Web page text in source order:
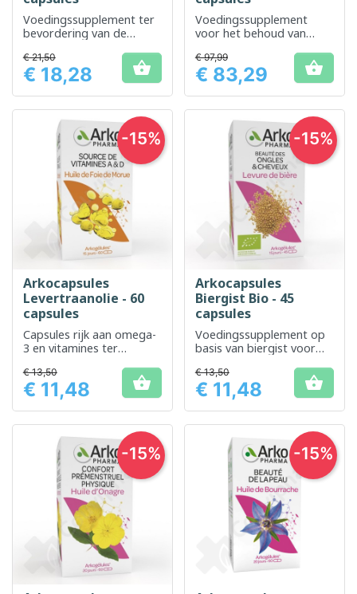
Voedingssupplement ter
bevordering van de
schoonheid van het haar
Prijs
€ 21,50
€ 18,28 
Voedingssupplement
voor het behoud van
Prijs
€ 97,99
€ 83,29 
Arkocapsules
Levertraanolie - 60
capsules
Capsules rijk aan omega-
3 en vitamines ter
algemene gezondheid
Prijs
€ 13,50
€ 11,48 
-15%
Arkocapsules
Biergist Bio - 45
capsules
Voedingssupplement op
basis van biergist voor
ondersteuning en
schoonheid van haar en
huid.
Prijs
€ 13,50
€ 11,48 
-15%
-15% -15%